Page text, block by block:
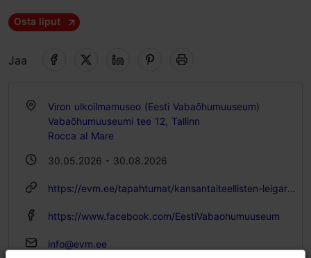
Osta liput
Jaa
Viron ulkoilmamuseo (Eesti Vabaõhumuuseum)
Vabaõhumuuseumi tee 12, Tallinn
Rocca al Mare
30.05.2026 - 30.08.2026
https://evm.ee/tapahtumat/kansantaiteellisten-leigarien-kesaiset-esiintymiset-1
https://www.facebook.com/EestiVabaohumuuseum
info@evm.ee